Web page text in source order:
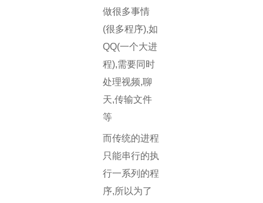
做很多事情
(很多程序),如
QQ(一个大进
程),需要同时
处理视频,聊
天,传输文件
等
而传统的进程
只能串行的执
行一系列的程
序,所以为了